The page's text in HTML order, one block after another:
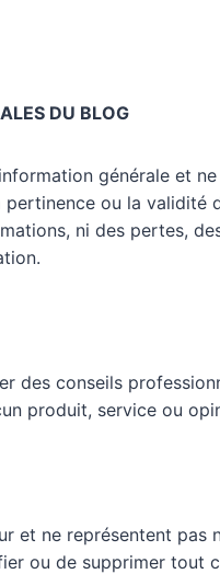
DU BLOG
générale et
ou la
ni des pertes,
des conseils
produit, service ou
et ne représentent
ou de supprimer